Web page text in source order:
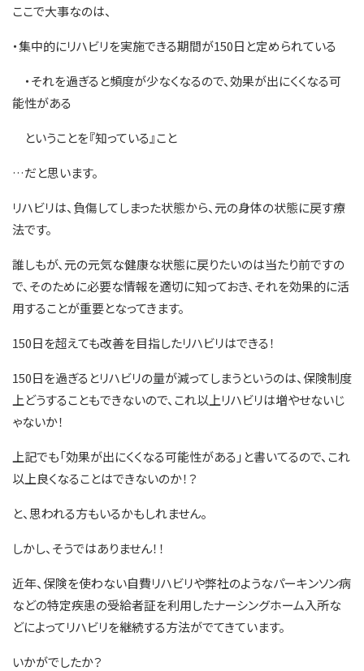
ここで大事なのは、
・集中的にリハビリを実施できる期間が150日と定められている
・それを過ぎると頻度が少なくなるので、効果が出にくくなる可
能性がある
ということを『知っている』こと
…だと思います。
リハビリは、負傷してしまった状態から、元の身体の状態に戻す療
法です。
誰しもが、元の元気な健康な状態に戻りたいのは当たり前ですの
で、そのために必要な情報を適切に知っておき、それを効果的に活
用することが重要となってきます。
150日を超えても改善を目指したリハビリはできる！
150日を過ぎるとリハビリの量が減ってしまうというのは、保険制度
上どうすることもできないので、これ以上リハビリは増やせないじ
ゃないか！
上記でも「効果が出にくくなる可能性がある」と書いてるので、これ
以上良くなることはできないのか！？
と、思われる方もいるかもしれません。
しかし、そうではありません！！
近年、保険を使わない自費リハビリや弊社のようなパーキンソン病
などの特定疾患の受給者証を利用したナーシングホーム入所な
どによってリハビリを継続する方法がでてきています。
いかがでしたか？